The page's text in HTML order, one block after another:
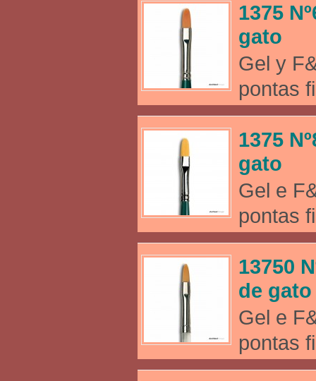
1375
gato
Gel y
pontas
1375
gato
Gel e
pontas
13750
de gato
Gel e
pontas